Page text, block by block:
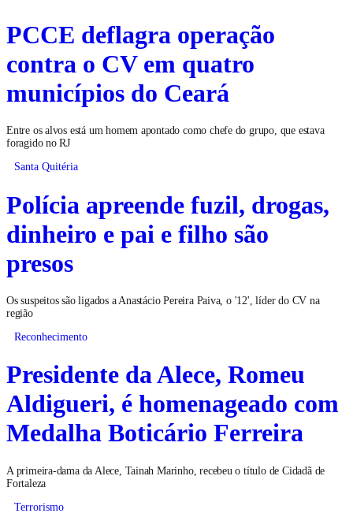
PCCE deflagra operação
contra o CV em quatro
municípios do Ceará
Entre os alvos está um homem apontado como chefe do grupo, que estava
foragido no RJ
Santa Quitéria
Polícia apreende fuzil, drogas,
dinheiro e pai e filho são
presos
Os suspeitos são ligados a Anastácio Pereira Paiva, o '12', líder do CV na
região
Reconhecimento
Presidente da Alece, Romeu
Aldigueri, é homenageado com
Medalha Boticário Ferreira
A primeira-dama da Alece, Tainah Marinho, recebeu o título de Cidadã de
Fortaleza
Terrorismo